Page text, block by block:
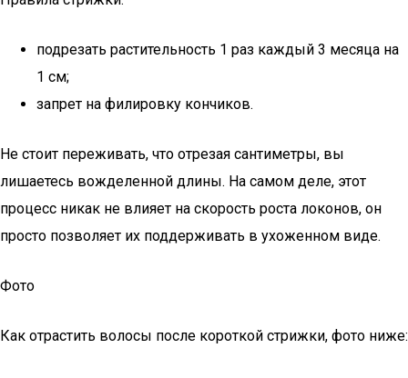
подрезать растительность 1 раз каждый 3 месяца на
1 см;
запрет на филировку кончиков.
Не стоит переживать, что отрезая сантиметры, вы
лишаетесь вожделенной длины. На самом деле, этот
процесс никак не влияет на скорость роста локонов, он
просто позволяет их поддерживать в ухоженном виде.
Фото
Как отрастить волосы после короткой стрижки, фото ниже: